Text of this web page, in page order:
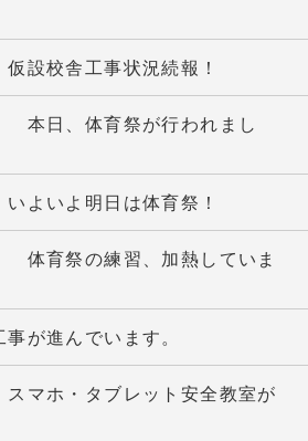
仮設校舎工事状況続報！
本日、体育祭が行われまし
いよいよ明日は体育祭！
体育祭の練習、加熱していま
が進んでいます。
マホ・タブレット安全教室が